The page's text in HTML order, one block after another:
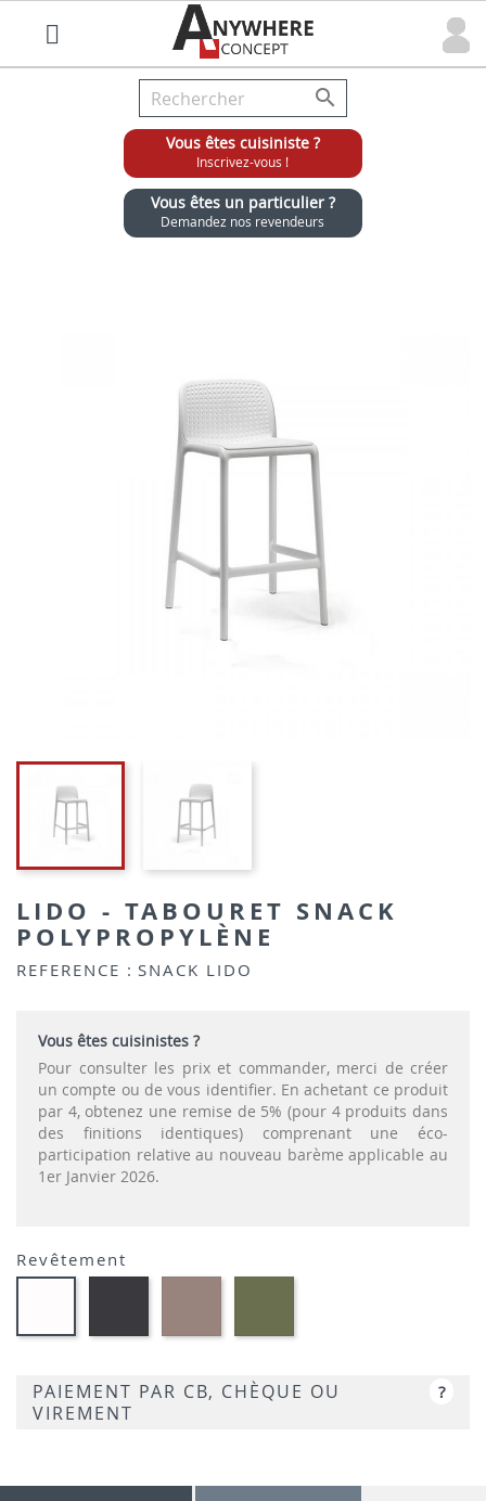

Vous êtes cuisiniste ?
Inscrivez-vous !
Vous êtes un particulier ?
Demandez nos revendeurs
LIDO - TABOURET SNACK
POLYPROPYLÈNE
REFERENCE : SNACK LIDO
Vous êtes cuisinistes ?
Pour consulter les prix et commander, merci de créer
un compte ou de vous identifier. En achetant ce produit
par 4, obtenez une remise de 5% (pour 4 produits dans
des finitions identiques) comprenant une éco-
participation relative au nouveau barème applicable au
1er Janvier 2026.
Revêtement
Blanc
PAIEMENT PAR CB, CHÈQUE OU
VIREMENT
?